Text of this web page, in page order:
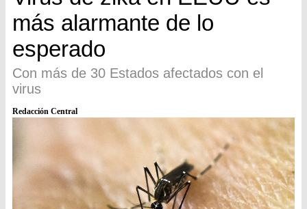
más alarmante de lo
esperado
Con más de 30 Estados afectados con el
virus
Redacción Central